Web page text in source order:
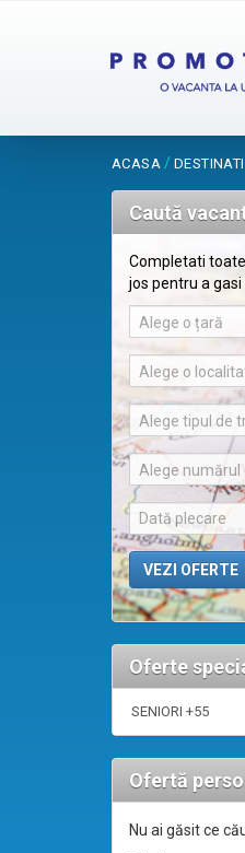
ACASA /
Caută
Completati
jos pentru a
Alege o țară
Alege o
Alege tipul de
Alege numărul
Oferte
SENIORI +55
Ofertă
Nu ai găsit ce